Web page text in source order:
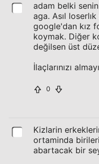
adam belki
aga. Asıl
google'dan kız
koymak. Diğer
değilsen üst
İlaçlarınızı
0
Kizlarin
ortaminda
abartacak bir